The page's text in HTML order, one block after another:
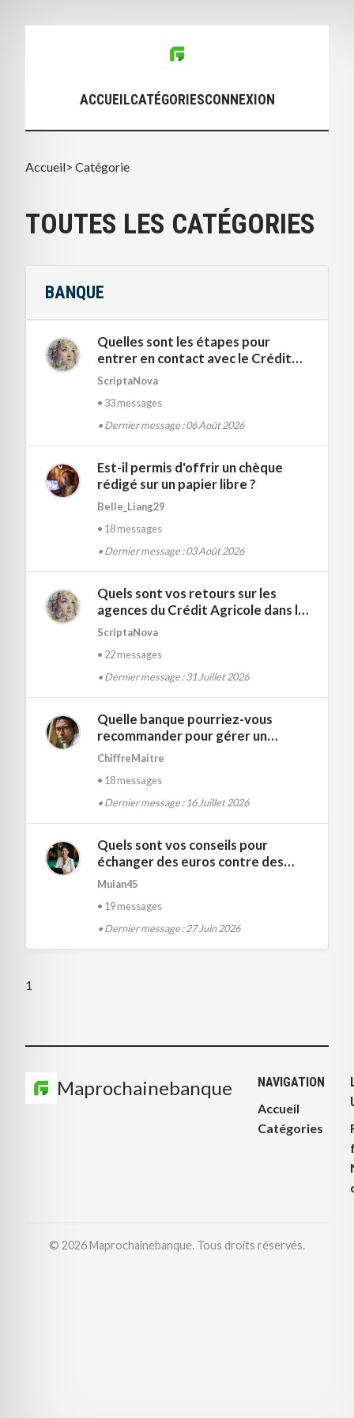
ACCUEILCATÉGORIESCONNEXION
Accueil> Catégorie
TOUTES LES CATÉGORIES
BANQUE
Quelles sont les étapes pour
entrer en contact avec le Crédit
Immobilier de France situé à Nancy
ScriptaNova
33 messages
Dernier message : 06 Août 2026
Est-il permis d'offrir un chèque
rédigé sur un papier libre ?
Belle_Liang29
18 messages
Dernier message : 03 Août 2026
Quels sont vos retours sur les
agences du Crédit Agricole dans la
région du Midi Toulousain ?
ScriptaNova
22 messages
Dernier message : 31 Juillet 2026
Quelle banque pourriez-vous
recommander pour gérer un
compte professionnel
ChiffreMaitre
18 messages
Dernier message : 16 Juillet 2026
Quels sont vos conseils pour
échanger des euros contre des
devises étrangères ?
Mulan45
19 messages
Dernier message : 27 Juin 2026
1
Maprochainebanque
NAVIGATION
Accueil
Catégories
© 2026 Maprochainebanque. Tous droits réservés.